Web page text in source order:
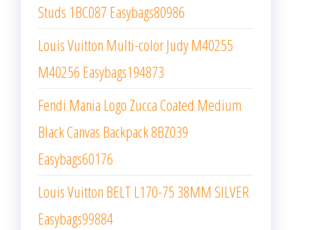
Studs 1BC087 Easybags80986
Louis Vuitton Multi-color Judy M40255
M40256 Easybags194873
Fendi Mania Logo Zucca Coated Medium
Black Canvas Backpack 8BZ039
Easybags60176
Louis Vuitton BELT L170-75 38MM SILVER
Easybags99884